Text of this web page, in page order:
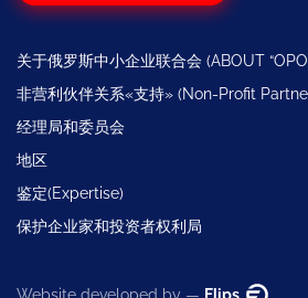
关于俄罗斯中小企业联合会 (ABOUT
非营利伙伴关系«支持» (Non-Profit
经理局和委员会
地区
鉴定(Expertise)
保护企业家和投资者权利局
Website developed by — Flips